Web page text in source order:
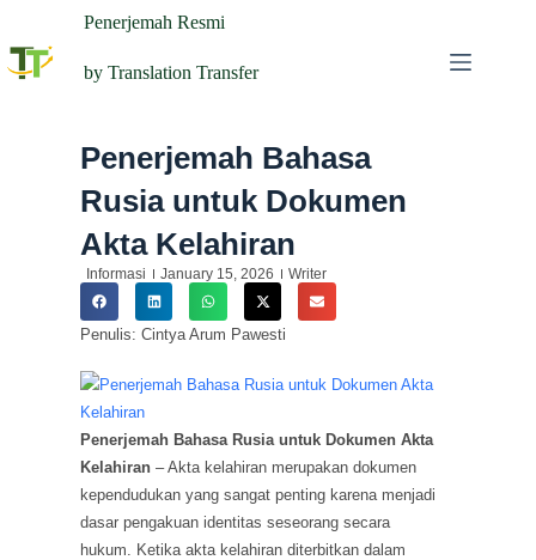
Penerjemah Resmi
by Translation Transfer
Penerjemah Bahasa
Rusia untuk Dokumen
Akta Kelahiran
Informasi January 15, 2026 Writer
Penulis: Cintya Arum Pawesti
Penerjemah Bahasa Rusia untuk Dokumen Akta
Kelahiran – Akta kelahiran merupakan dokumen
kependudukan yang sangat penting karena menjadi
dasar pengakuan identitas seseorang secara
hukum. Ketika akta kelahiran diterbitkan dalam